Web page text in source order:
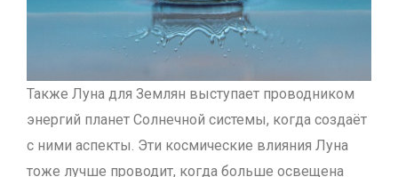
Также Луна для Землян выступает проводником
энергий планет Солнечной системы, когда создаёт
с ними аспекты. Эти космические влияния Луна
тоже лучше проводит, когда больше освещена